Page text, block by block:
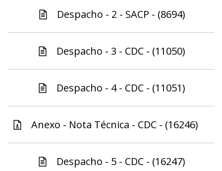
Despacho - 2 - SACP - (8694)
Despacho - 3 - CDC - (11050)
Despacho - 4 - CDC - (11051)
Anexo - Nota Técnica - CDC - (16246)
Despacho - 5 - CDC - (16247)